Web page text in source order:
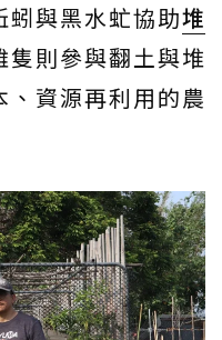
與黑水虻協助堆
隻則參與翻土與堆
資源再利用的農